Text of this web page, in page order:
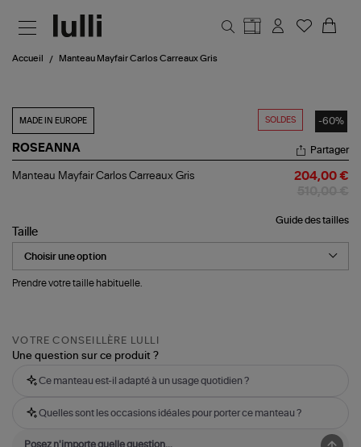
Accueil Manteau Mayfair Carlos Carreaux Gris
SOLDES -60%
MADE IN EUROPE
ROSEANNA
Manteau
Gris
Partager
Manteau Mayfair Carlos Carreaux Gris 204,00 €
Guide des tailles
Taille
Prendre votre taille habituelle.
VOTRE CONSEILLÈRE LULLI
Une question sur ce produit ?
Ce manteau est-il adapté à un usage quotidien ?
Quelles sont les occasions idéales pour porter ce manteau ?